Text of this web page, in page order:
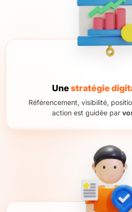
Unestratégie
Référencement, visibilité,
action est guidée par